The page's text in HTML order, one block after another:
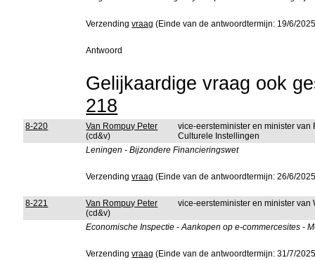
Verzendingvraag (Einde van de antwoordtermijn: 19/6/
Antwoord
Gelijkaardige vraag ook
218
8-220
Van Rompuy Peter
(cd&v)
vice-eersteminister en minister
Culturele Instellingen
Leningen - Bijzondere Financieringswet
Verzendingvraag (Einde van de antwoordtermijn: 26/6/
8-221
Van Rompuy Peter
(cd&v)
vice-eersteminister en minister
Economische Inspectie - Aankopen op e-commercesites -
Verzendingvraag (Einde van de antwoordtermijn: 31/7/